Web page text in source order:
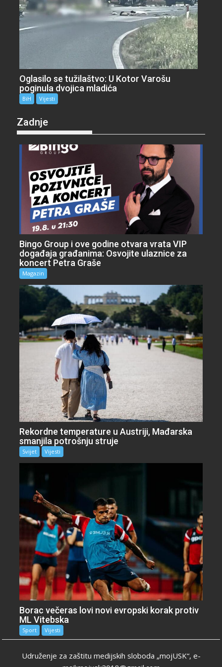
Oglasilo se tužilaštvo: U Kotor Varošu
poginula dvojica mladića
BiH Vijesti
Zadnje
Bingo Group i ove godine otvara vrata VIP
događaja građanima: Osvojite ulaznice za
koncert Petra Graše
Magazin
Rekordne temperature u Austriji, Mađarska
smanjila potrošnju struje
Svijet Vijesti
Borac večeras lovi novi evropski korak protiv
ML Vitebska
Sport Vijesti
Udruženje za zaštitu medijskih sloboda „mojUSK“, e-